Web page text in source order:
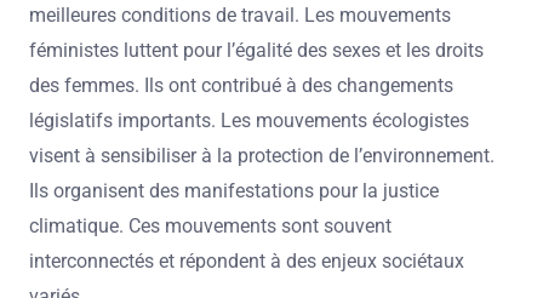
meilleures conditions de travail. Les mouvements
féministes luttent pour l’égalité des sexes et les droits
des femmes. Ils ont contribué à des changements
législatifs importants. Les mouvements écologistes
visent à sensibiliser à la protection de l’environnement.
Ils organisent des manifestations pour la justice
climatique. Ces mouvements sont souvent
interconnectés et répondent à des enjeux sociétaux